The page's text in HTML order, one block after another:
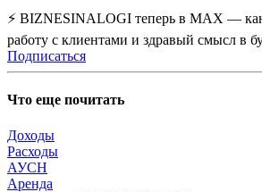
⚡ BIZNESINALOGI теперь в MAX —
работу с клиентами и здравый смысл в
Подписаться
Что еще почитать
Доходы
Расходы
АУСН
Аренда